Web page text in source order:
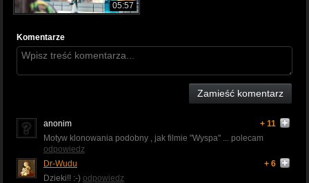
05:57
Komentarze
Zamieść komentarz
anonim
+ 11
Motyw klonowania podobny , jak filmie "Wyspa" ... polecam
odpowiedz
Dr-Wudu
+ 6
Dzieki!! :-) odpowiedz